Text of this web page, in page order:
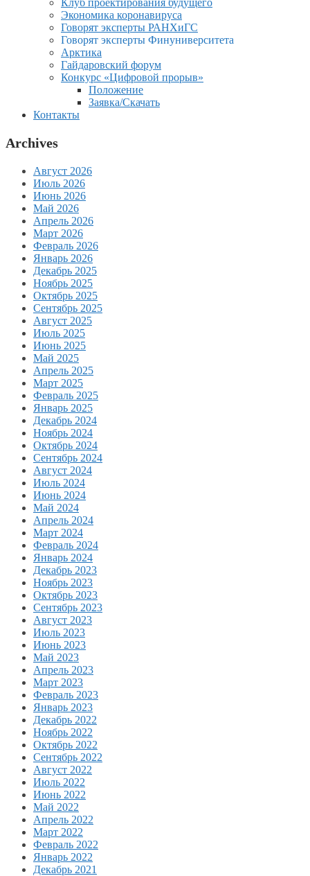
Клуб проектирования будущего
Экономика коронавируса
Говорят эксперты РАНХиГС
Говорят эксперты Финуниверситета
Арктика
Гайдаровский форум
Конкурс «Цифровой прорыв»
Положение
Заявка/Скачать
Контакты
Archives
Август 2026
Июль 2026
Июнь 2026
Май 2026
Апрель 2026
Март 2026
Февраль 2026
Январь 2026
Декабрь 2025
Ноябрь 2025
Октябрь 2025
Сентябрь 2025
Август 2025
Июль 2025
Июнь 2025
Май 2025
Апрель 2025
Март 2025
Февраль 2025
Январь 2025
Декабрь 2024
Ноябрь 2024
Октябрь 2024
Сентябрь 2024
Август 2024
Июль 2024
Июнь 2024
Май 2024
Апрель 2024
Март 2024
Февраль 2024
Январь 2024
Декабрь 2023
Ноябрь 2023
Октябрь 2023
Сентябрь 2023
Август 2023
Июль 2023
Июнь 2023
Май 2023
Апрель 2023
Март 2023
Февраль 2023
Январь 2023
Декабрь 2022
Ноябрь 2022
Октябрь 2022
Сентябрь 2022
Август 2022
Июль 2022
Июнь 2022
Май 2022
Апрель 2022
Март 2022
Февраль 2022
Январь 2022
Декабрь 2021